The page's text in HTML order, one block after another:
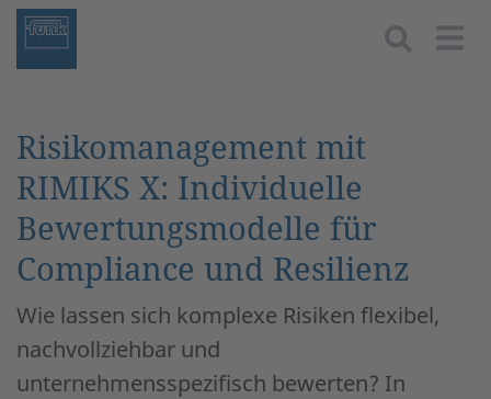
Risikomanagement mit
RIMIKS X: Individuelle
Bewertungsmodelle für
Compliance und Resilienz
Wie lassen sich komplexe Risiken flexibel,
nachvollziehbar und
unternehmensspezifisch bewerten? In